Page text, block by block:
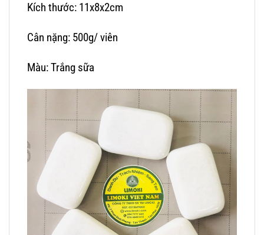
Kích thước: 11x8x2cm
Cân nặng: 500g/ viên
Màu: Trắng sữa